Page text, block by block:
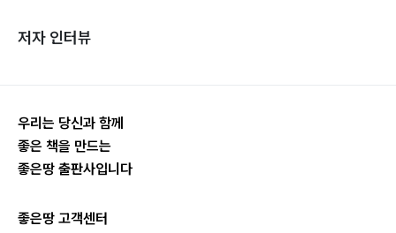
저자 인터뷰
우리는 당신과 함께
좋은 책을 만드는
좋은땅 출판사입니다
좋은땅 고객센터